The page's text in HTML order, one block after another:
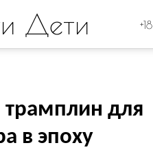
Дети +18
для
в эпоху